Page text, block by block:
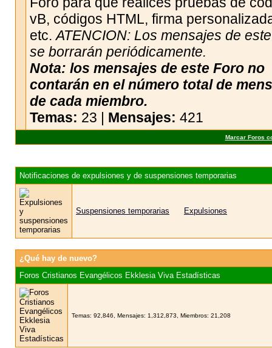
vB, códigos HTML, firma
etc.ATENCION: Los mensajes de
se borrarán periódicamente.
Nota: los mensajes de este Foro no
contarán en el número total de
de cada miembro.
Temas: 23 | Mensajes: 421
Marcar Foros
Notificaciones de expulsiones y de suspensiones temporarias
Suspensiones temporarias Expulsiones
¿Qué hay de nuevo?
Foros Cristianos Evangélicos Ekklesia Viva Estadísticas
Temas: 92,846, Mensajes: 1,312,873, Miembros: 21,208